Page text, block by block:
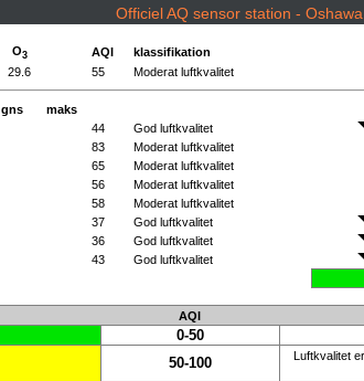
Officiel AQ sensor station -
O3 AQI
klassifikation
29.6 55 Moderat luftkvalitet
gns
maks
44
God luftkvalitet
83
Moderat luftkvalitet
65
Moderat luftkvalitet
56
Moderat luftkvalitet
58
Moderat luftkvalitet
37
God luftkvalitet
36
God luftkvalitet
43 God luftkvalitet
AQI
0-50
50-100
Luftkvalitet